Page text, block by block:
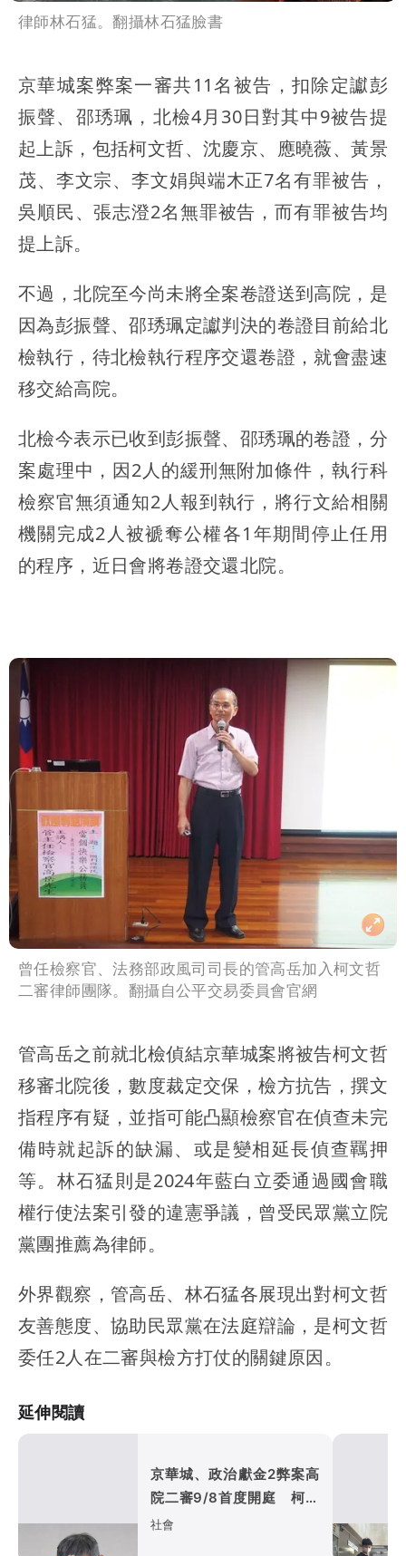
律師林石猛。翻攝林石猛臉書
京華城案弊案一審共11名被告，扣除定讞彭
振聲、邵琇珮，北檢4月30日對其中9被告提
起上訴，包括柯文哲、沈慶京、應曉薇、黃景
茂、李文宗、李文娟與端木正7名有罪被告，
吳順民、張志澄2名無罪被告，而有罪被告均
提上訴。
不過，北院至今尚未將全案卷證送到高院，是
因為彭振聲、邵琇珮定讞判決的卷證目前給北
檢執行，待北檢執行程序交還卷證，就會盡速
移交給高院。
北檢今表示已收到彭振聲、邵琇珮的卷證，分
案處理中，因2人的緩刑無附加條件，執行科
檢察官無須通知2人報到執行，將行文給相關
機關完成2人被褫奪公權各1年期間停止任用
的程序，近日會將卷證交還北院。
曾任檢察官、法務部政風司司長的管高岳加入柯文哲
二審律師團隊。翻攝自公平交易委員會官網
管高岳之前就北檢偵結京華城案將被告柯文哲
移審北院後，數度裁定交保，檢方抗告，撰文
指程序有疑，並指可能凸顯檢察官在偵查未完
備時就起訴的缺漏、或是變相延長偵查羈押
等。林石猛則是2024年藍白立委通過國會職
權行使法案引發的違憲爭議，曾受民眾黨立院
黨團推薦為律師。
外界觀察，管高岳、林石猛各展現出對柯文哲
友善態度、協助民眾黨在法庭辯論，是柯文哲
委任2人在二審與檢方打仗的關鍵原因。
延伸閱讀
京華城、政治獻金2弊案高
院二審9/8首度開庭 柯文
哲明換電子手環
社會